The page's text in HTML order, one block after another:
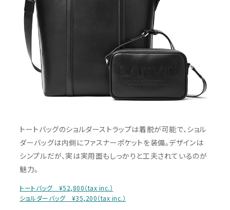
トートバッグのショルダーストラップは着脱が可能で、ショル
ダーバッグは内側にファスナーポケットを装備。デザインは
シンプルだが、実は実用面もしっかりと工夫されているのが
魅力。
トートバッグ ¥52,800（tax inc.）
ショルダーバッグ ¥35,200（tax inc.）